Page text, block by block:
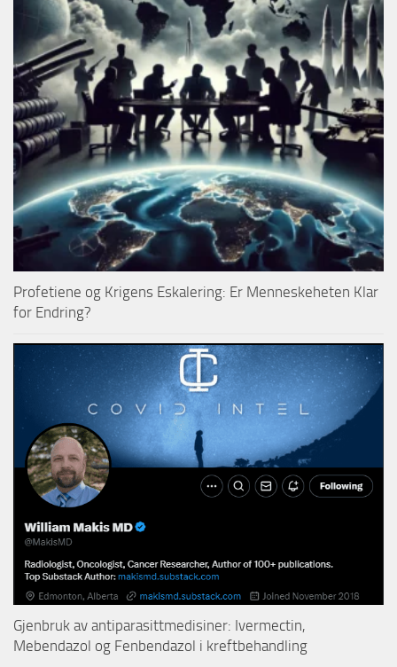
Profetiene og Krigens Eskalering: Er Menneskeheten Klar
for Endring?
Gjenbruk av antiparasittmedisiner: Ivermectin,
Mebendazol og Fenbendazol i kreftbehandling